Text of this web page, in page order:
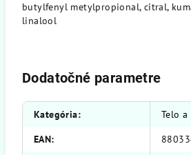
butylfenyl metylpropional, citral,
linalool
Dodatočné parametre
Kategória:
Telo a
EAN: